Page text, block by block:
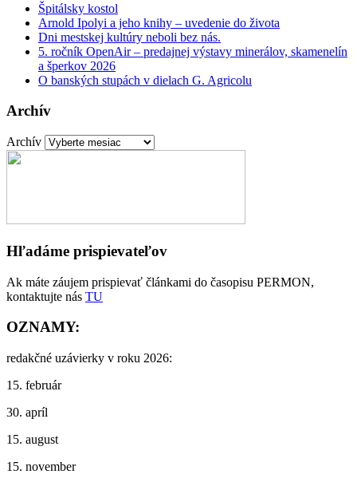
Špitálsky kostol
Arnold Ipolyi a jeho knihy – uvedenie do života
Dni mestskej kultúry neboli bez nás.
5. ročník OpenAir – predajnej výstavy minerálov, skamenelín
a šperkov 2026
O banských stupách v dielach G. Agricolu
Archív
Archív
Hľadáme prispievateľov
Ak máte záujem prispievať článkami do časopisu PERMON,
kontaktujte nás TU
OZNAMY:
redakčné uzávierky v roku 2026:
15. február
30. apríl
15. august
15. november